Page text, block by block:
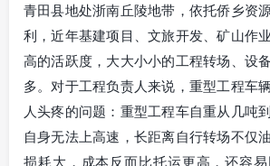
青田县地处浙南丘陵地带，依托侨乡资
利，近年基建项目、文旅开发、矿山作
高的活跃度，大大小小的工程转场、设
多。对于工程负责人来说，重型工程车
人头疼的问题：重型工程车自重从几吨
自身无法上高速，长距离自行转场不仅
损耗大，成本反而比托运更高，还容